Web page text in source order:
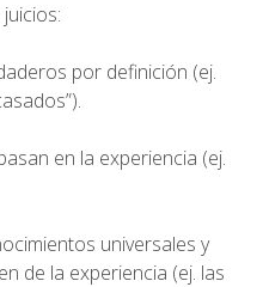
por definición (ej.
en la experiencia (ej.
universales y
de la experiencia (ej. las